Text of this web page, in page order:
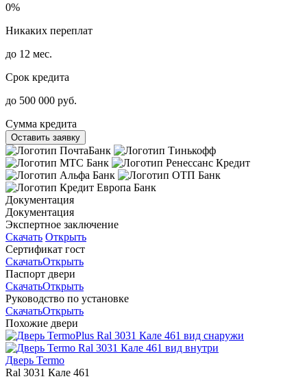
0%
Никаких переплат
до 12 мес.
Срок кредита
до 500 000 руб.
Сумма кредита
Оставить заявку
Документация
Документация
Экспертное заключение
Скачать Открыть
Сертификат гост
СкачатьОткрыть
Паспорт двери
СкачатьОткрыть
Руководство по установке
СкачатьОткрыть
Похожие двери
Дверь Termo
Ral 3031 Кале 461